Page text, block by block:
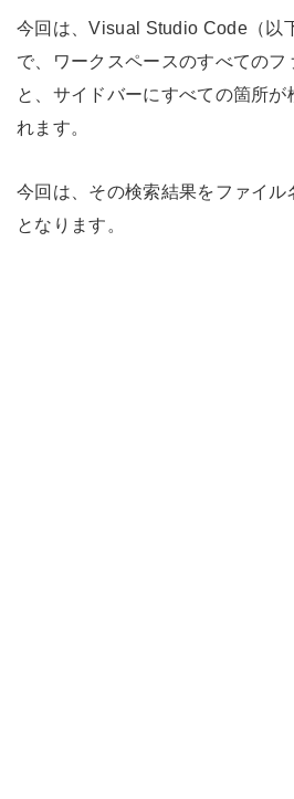
今回は、Visual Studio Code（以
で、ワークスペースのすべてのフ
と、サイドバーにすべての箇所が
れます。
今回は、その検索結果をファイ
となります。